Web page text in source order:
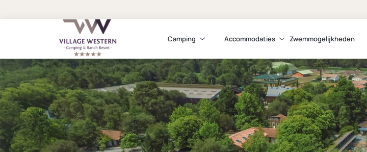
Camping Accommodaties Zwemmogelijkheden